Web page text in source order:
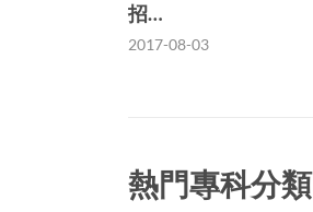
招…
2017-08-03
熱門專科分類